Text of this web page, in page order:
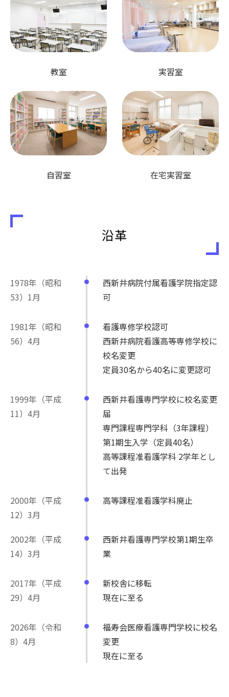
教室 実習室
自習室 在宅実習室
沿革
1978年（昭和
53）1月
西新井病院付属看護学院指定認
可
1981年（昭和
56）4月
看護専修学校認可
西新井病院看護高等専修学校に
校名変更
定員30名から40名に変更認可
1999年（平成
11）4月
西新井看護専門学校に校名変更
届
専門課程専門学科（3年課程）
第1期生入学（定員40名）
高等課程准看護学科 2学年とし
て出発
2000年（平成
12）3月
高等課程准看護学科廃止
2002年（平成
14）3月
西新井看護専門学校第1期生卒
業
2017年（平成
29）4月
新校舎に移転
現在に至る
2026年（令和
8）4月
福寿会医療看護専門学校に校名
変更
現在に至る